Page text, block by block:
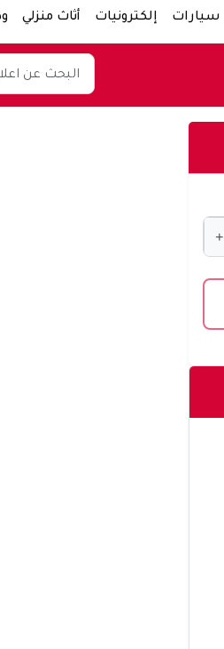
سيارات إلكترونيات أثاث منزلي